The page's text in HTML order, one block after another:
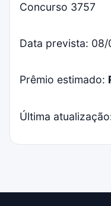
Concurso 3757
Data prevista:
Prêmio estimado:
Última